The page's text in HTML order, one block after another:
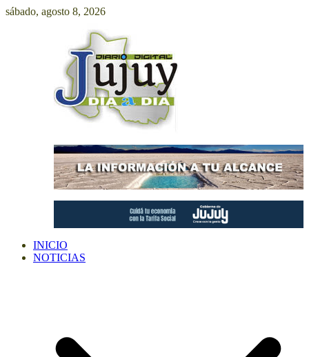
Saltar
sábado, agosto 8, 2026
INICIO
NOTICIAS